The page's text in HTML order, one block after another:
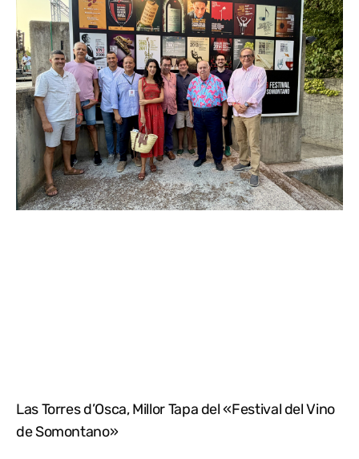
Las Torres d’Osca, Millor Tapa del «Festival del Vino
de Somontano»